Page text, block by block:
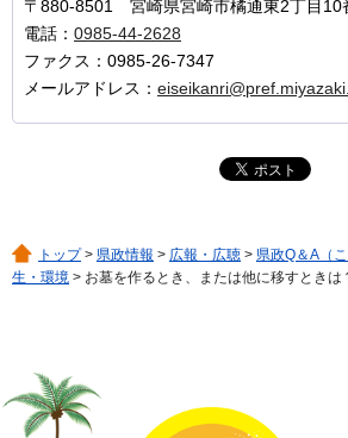
〒880-8501 宮崎県宮崎市橘通東2丁目10
電話： 0985-44-2628
ファクス：0985-26-7347
メールアドレス：
トップ> 県政情報 > 広報・広聴 > 県政Q＆A（
生・環境 > お墓を作るとき、または他に移すときは